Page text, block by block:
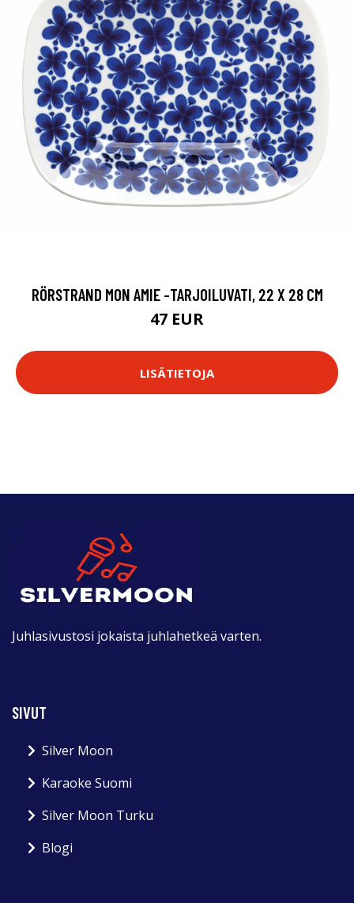
RÖRSTRAND MON AMIE -TARJOILUVATI, 22 X 28 CM
47 EUR
LISÄTIETOJA
Juhlasivustosi jokaista juhlahetkeä varten.
SIVUT
Silver Moon
Karaoke Suomi
Silver Moon Turku
Blogi